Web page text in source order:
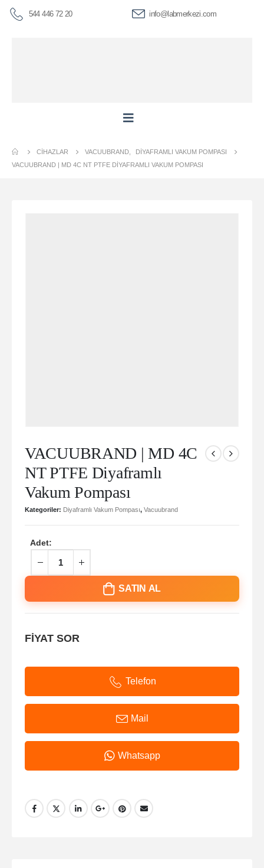
544 446 72 20 info@labmerkezi.com
CIHAZLAR VACUUBRAND
DIYAFRAMLI VAKUM POMPASI
VACUUBRAND | MD 4C NT PTFE DIYAFRAMLI VAKUM POMPASI
VACUUBRAND | MD 4C
NT PTFE Diyaframlı
Vakum Pompası
Kategoriler: Diyaframlı Vakum Pompası, Vacuubrand
Adet:
SATIN AL
FİYAT SOR
Telefon
Mail
Whatsapp